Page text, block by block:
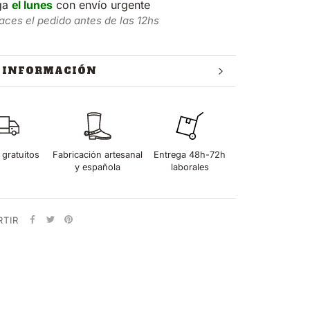
el lunes con envío urgente
el pedido antes de las 12hs
INFORMACIÓN
gratuitos
Fabricación artesanal
y española
Entrega 48h-72h
laborales